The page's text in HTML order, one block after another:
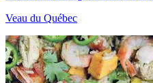
Veau du Québec